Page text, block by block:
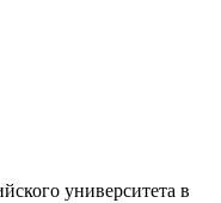
университета в